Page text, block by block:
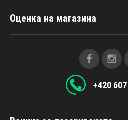
Оценка на магазина
+420